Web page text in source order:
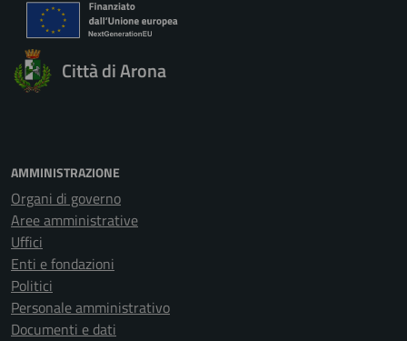
Città di Arona
AMMINISTRAZIONE
Organi di governo
Aree amministrative
Uffici
Enti e fondazioni
Politici
Personale amministrativo
Documenti e dati